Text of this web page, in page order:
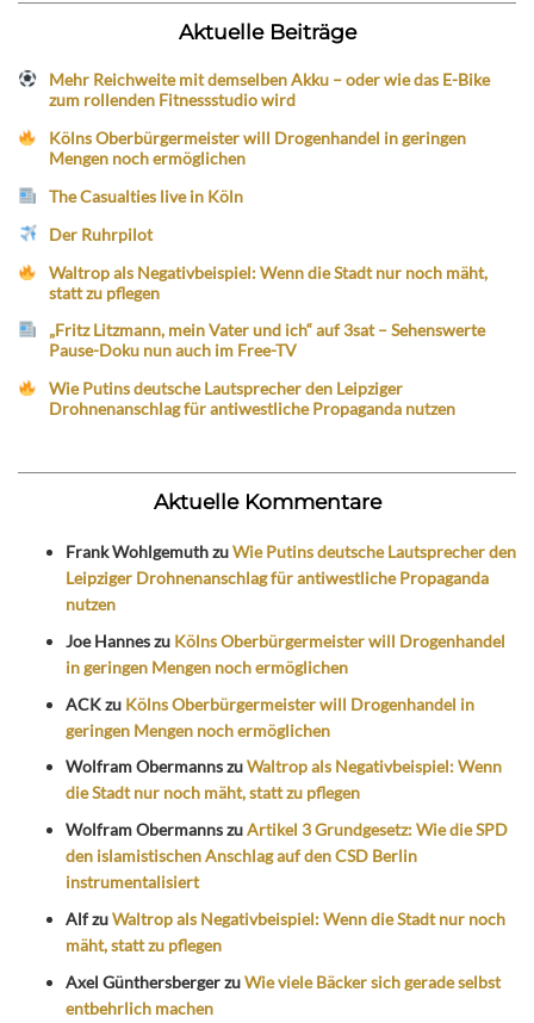
Aktuelle Beiträge
Mehr Reichweite mit demselben Akku – oder wie das E-Bike
zum rollenden Fitnessstudio wird
Kölns Oberbürgermeister will Drogenhandel in geringen
Mengen noch ermöglichen
The Casualties live in Köln
Der Ruhrpilot
Waltrop als Negativbeispiel: Wenn die Stadt nur noch mäht,
statt zu pflegen
„Fritz Litzmann, mein Vater und ich“ auf 3sat – Sehenswerte
Pause-Doku nun auch im Free-TV
Wie Putins deutsche Lautsprecher den Leipziger
Drohnenanschlag für antiwestliche Propaganda nutzen
Aktuelle Kommentare
Frank WohlgemuthzuWie Putins deutsche Lautsprecher den
Leipziger Drohnenanschlag für antiwestliche Propaganda
nutzen
Joe Hanneszu Kölns Oberbürgermeister will Drogenhandel
in geringen Mengen noch ermöglichen
ACKzu Kölns Oberbürgermeister will Drogenhandel in
geringen Mengen noch ermöglichen
Wolfram ObermannszuWaltrop als Negativbeispiel: Wenn
die Stadt nur noch mäht, statt zu pflegen
Wolfram ObermannszuArtikel 3 Grundgesetz: Wie die SPD
den islamistischen Anschlag auf den CSD Berlin
instrumentalisiert
AlfzuWaltrop als Negativbeispiel: Wenn die Stadt nur noch
mäht, statt zu pflegen
Axel GünthersbergerzuWie viele Bäcker sich gerade selbst
entbehrlich machen